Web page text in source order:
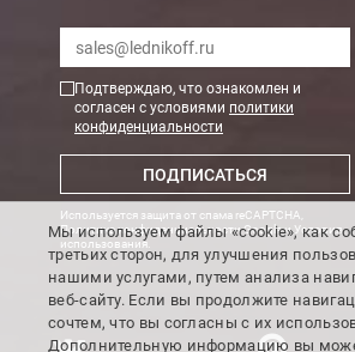
Boxberry
Мы можем доставить ваши заказы
Транспортные компании
Мы можем отправить ваш заказ
Доставка до ТК от 7000 руб.
При заказе менее 7000 руб.
Стоимость доставки ТК до Вашего
Подробнее обоплате и доставке
Подтверждаю, что ознакомлен и
согласен с условиями политики
конфиденциальности
ПОДПИСАТЬСЯ
Используется защита от спама reCAPTCHA,
Политика конфиденциальности GoogleиУсловия
использования
Мы используем файлы «cookie», как
третьих сторон, для улучшения
нашими услугами, путем анализа
веб-сайту. Если вы продолжите
сочтем, что вы согласны с их
Дополнительную информацию вы